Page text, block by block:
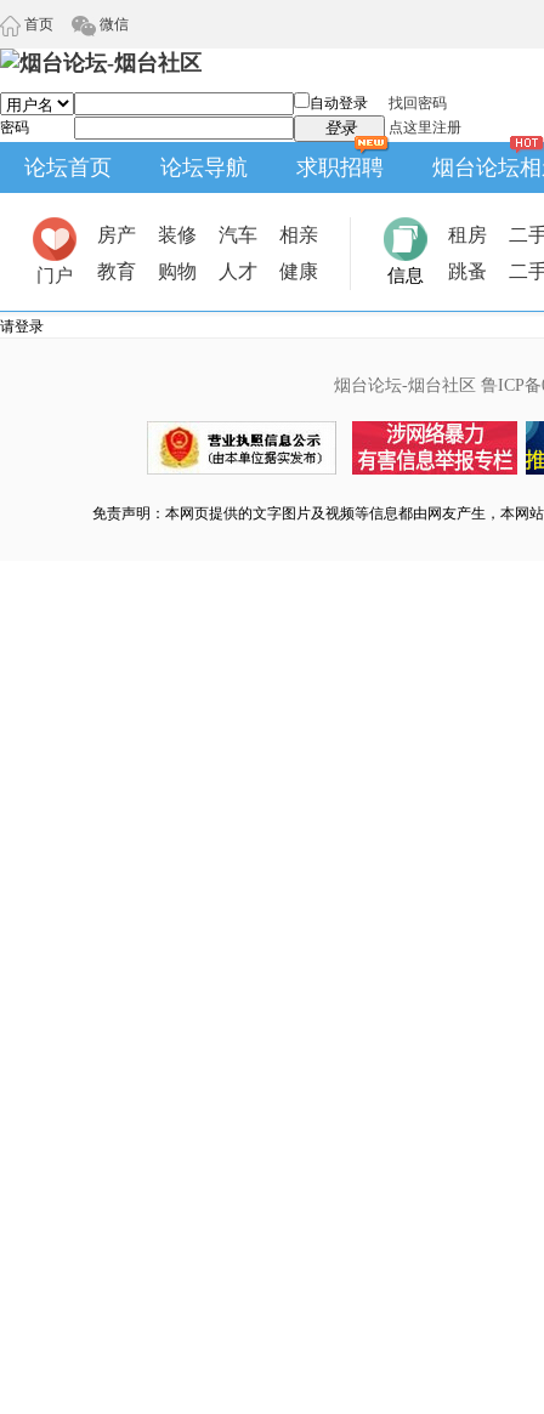
首页 微信
自动登录
找回密码
密码
登录 点这里注册
论坛首页 论坛导航 求职招聘 烟台论坛
门户
房产 装修 汽车
相亲
教育
购物 人才 健康 信息
租房
二
跳蚤
二
请登录
烟台论坛-烟台社区 鲁ICP备
免责声明：本网页提供的文字图片及视频等信息都由网友产生，本网